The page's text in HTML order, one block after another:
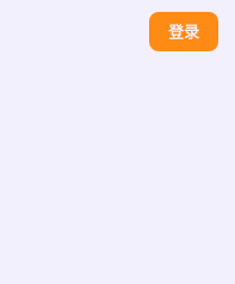
登录